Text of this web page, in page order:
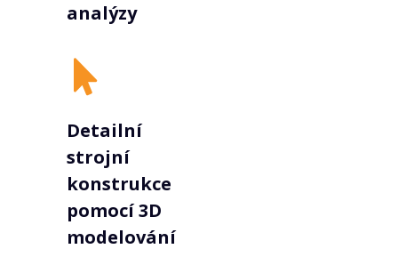
analýzy
Detailní
strojní
konstrukce
pomocí 3D
modelování